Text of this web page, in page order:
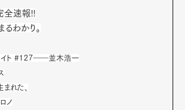
Product Culture
Columnist
全速報!!
るわかり。
イト #127――並木浩一
れた、
ノ